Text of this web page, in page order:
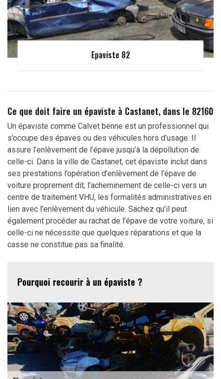
Epaviste 82
Ce que doit faire un épaviste à Castanet, dans le 82160
Un épaviste comme Calvet benne est un professionnel qui
s’occupe des épaves ou des véhicules hors d’usage. Il
assure l’enlèvement de l’épave jusqu’à la dépollution de
celle-ci. Dans la ville de Castanet, cet épaviste inclut dans
ses prestations l’opération d’enlèvement de l’épave de
voiture proprement dit, l’acheminement de celle-ci vers un
centre de traitement VHU, les formalités administratives en
lien avec l’enlèvement du véhicule. Sachez qu’il peut
également procéder au rachat de l’épave de votre voiture, si
celle-ci ne nécessite que quelques réparations et que la
casse ne constitue pas sa finalité.
Pourquoi recourir à un épaviste ?